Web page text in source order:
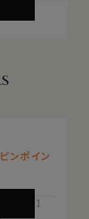
ンポイン
ット 】